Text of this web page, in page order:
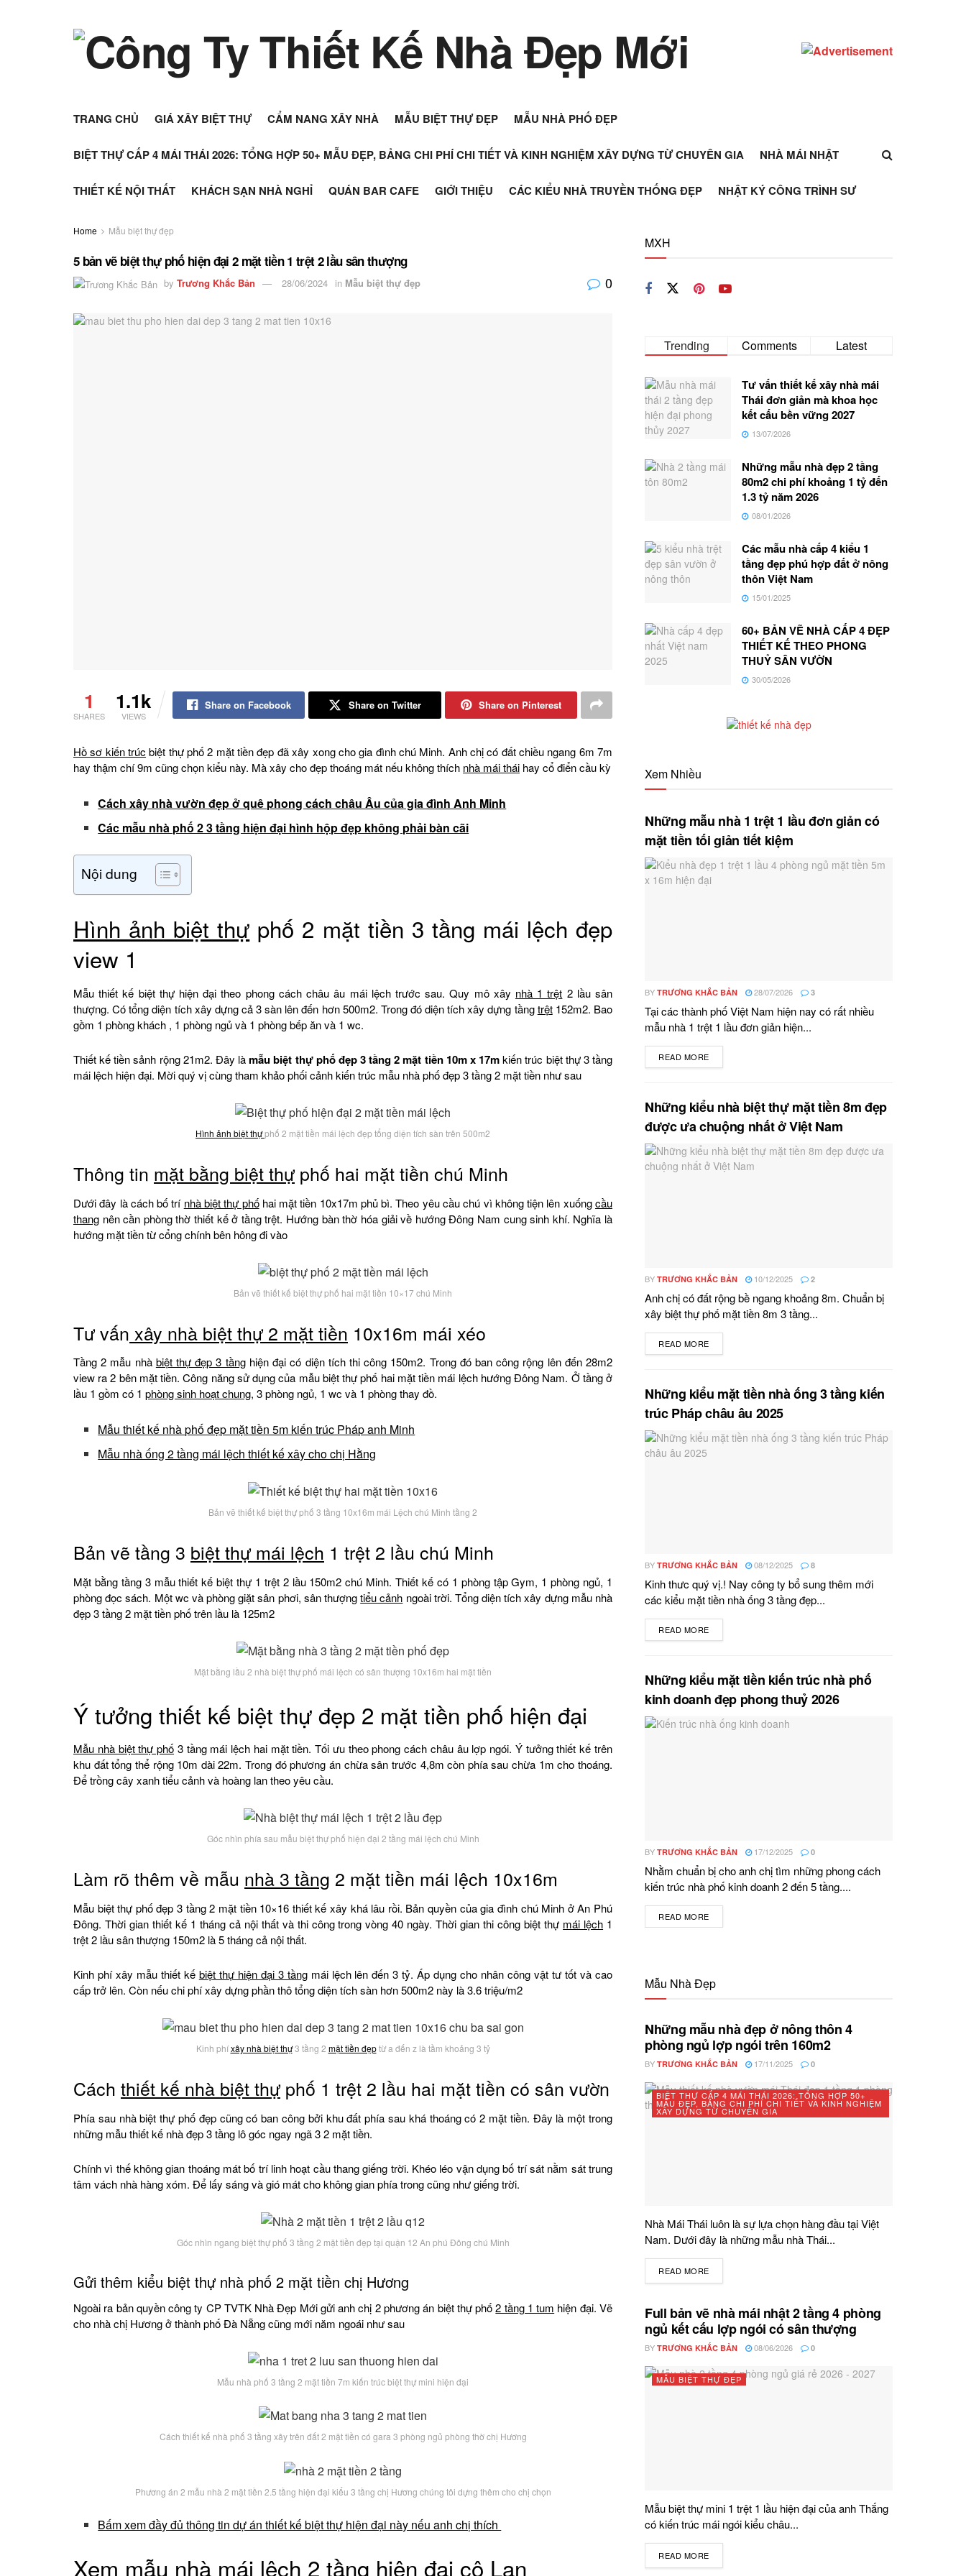
TRANG CHỦ GIÁ XÂY BIỆT THỰ CẨM NANG XÂY NHÀ MẪU BIỆT THỰ ĐẸP MẪU NHÀ PHỐ ĐẸP
BIỆT THỰ CẤP 4 MÁI THÁI 2026: TỔNG HỢP 50+ MẪU ĐẸP, BẢNG CHI PHÍ CHI TIẾT VÀ KINH NGHIỆM XÂY DỰNG TỪ CHUYÊN GIA NHÀ MÁI NHẬT
THIẾT KẾ NỘI THẤT KHÁCH SẠN NHÀ NGHỈ QUÁN BAR CAFE GIỚI THIỆU CÁC KIỂU NHÀ TRUYỀN THỐNG ĐẸP NHẬT KÝ CÔNG TRÌNH SƯ
Home Mẫu biệt thự đẹp
5 bản vẽ biệt thự phố hiện đại 2 mặt tiền 1 trệt 2 lầu sân thượng
by Trương Khắc Bản 28/06/2024 in Mẫu biệt thự đẹp 0
1
SHARES
1.1k
VIEWS
Share on Facebook Share on Twitter Share on Pinterest
Hồ sơ kiến trúc biệt thự phố 2 mặt tiền đẹp đã xây xong cho gia đình chú Minh. Anh chị có đất chiều ngang 6m 7m
hay thậm chí 9m cũng chọn kiểu này. Mà xây cho đẹp thoáng mát nếu không thích nhà mái thái hay cổ điển cầu kỳ
Cách xây nhà vườn đẹp ở quê phong cách châu Âu của gia đình Anh Minh
Các mẫu nhà phố 2 3 tầng hiện đại hình hộp đẹp không phải bàn cãi
Nội dung
Hình ảnh biệt thự phố 2 mặt tiền 3 tầng mái lệch đẹp
view 1
Mẫu thiết kế biệt thự hiện đại theo phong cách châu âu mái lệch trước sau. Quy mô xây nhà 1 trệt 2 lầu sân
thượng. Có tổng diện tích xây dựng cả 3 sàn lên đến hơn 500m2. Trong đó diện tích xây dựng tầngtrệt152m2. Bao
gồm 1 phòng khách , 1 phòng ngủ và 1 phòng bếp ăn và 1 wc.
Thiết kế tiền sảnh rộng 21m2. Đây làmẫu biệt thự phố đẹp 3 tầng 2 mặt tiền 10m x 17mkiến trúc biệt thự 3 tầng
mái lệch hiện đại. Mời quý vị cùng tham khảo phối cảnh kiến trúc mẫu nhà phố đẹp 3 tầng 2 mặt tiền như sau
Hình ảnh biệt thựphố 2 mặt tiền mái lệch đẹp tổng diện tích sàn trên 500m2
Thông tin mặt bằng biệt thự phố hai mặt tiền chú Minh
Dưới đây là cách bố trí nhà biệt thự phốhai mặt tiền 10x17m phủ bì. Theo yêu cầu chú vì không tiện lên xuốngcầu
thang nên cần phòng thờ thiết kế ở tầng trệt. Hướng bàn thờ hóa giải về hướng Đông Nam cung sinh khí. Nghĩa là
hướng mặt tiền từ cổng chính bên hông đi vào
Bản vẽ thiết kế biệt thự phố hai mặt tiền 10×17 chú Minh
Tư vấn xây nhà biệt thự 2 mặt tiền 10x16m mái xéo
Tầng 2 mẫu nhà biệt thự đẹp 3 tầnghiện đại có diện tích thi công 150m2. Trong đó ban công rộng lên đến 28m2
view ra 2 bên mặt tiền. Công năng sử dụng của mẫu biệt thự phố hai mặt tiền mái lệch hướng Đông Nam. Ở tầng ở
lầu 1 gồm có 1 phòng sinh hoạt chung, 3 phòng ngủ, 1 wc và 1 phòng thay đồ.
Mẫu thiết kế nhà phố đẹp mặt tiền 5m kiến trúc Pháp anh Minh
Mẫu nhà ống 2 tầng mái lệch thiết kế xây cho chị Hằng
Bản vẽ thiết kế biệt thự phố 3 tầng 10x16m mái Lệch chú Minh tầng 2
Bản vẽ tầng 3 biệt thự mái lệch 1 trệt 2 lầu chú Minh
Mặt bằng tầng 3 mẫu thiết kế biệt thự 1 trệt 2 lầu 150m2 chú Minh. Thiết kế có 1 phòng tập Gym, 1 phòng ngủ, 1
phòng đọc sách. Một wc và phòng giặt sân phơi, sân thượngtiểu cảnh ngoài trời. Tổng diện tích xây dựng mẫu nhà
đẹp 3 tầng 2 mặt tiền phố trên lầu là 125m2
Mặt bằng lầu 2 nhà biệt thự phố mái lệch có sân thượng 10x16m hai mặt tiền
Ý tưởng thiết kế biệt thự đẹp 2 mặt tiền phố hiện đại
Mẫu nhà biệt thự phố 3 tầng mái lệch hai mặt tiền. Tối ưu theo phong cách châu âu lợp ngói. Ý tưởng thiết kế trên
khu đất tổng thể rộng 10m dài 22m. Trong đó phương án chừa sân trước 4,8m còn phía sau chừa 1m cho thoáng.
Để trồng cây xanh tiểu cảnh và hoàng lan theo yêu cầu.
Góc nhìn phía sau mẫu biệt thự phố hiện đại 2 tầng mái lệch chú Minh
Làm rõ thêm về mẫu nhà 3 tầng 2 mặt tiền mái lệch 10x16m
Mẫu biệt thự phố đẹp 3 tầng 2 mặt tiền 10×16 thiết kế xây khá lâu rồi. Bản quyền của gia đình chú Minh ở An Phú
Đông. Thời gian thiết kế 1 tháng cả nội thất và thi công trong vòng 40 ngày. Thời gian thi công biệt thự mái lệch 1
trệt 2 lầu sân thượng 150m2 là 5 tháng cả nội thất.
Kinh phí xây mẫu thiết kế biệt thự hiện đại 3 tầngmái lệch lên đến 3 tỷ. Áp dụng cho nhân công vật tư tốt và cao
cấp trở lên. Còn nếu chi phí xây dựng phần thô tổng diện tích sàn hơn 500m2 này là 3.6 triệu/m2
Kinh phíxây nhà biệt thự3 tầng 2 mặt tiền đẹptừ a đến z là tầm khoảng 3 tỷ
Cách thiết kế nhà biệt thự phố 1 trệt 2 lầu hai mặt tiền có sân vườn
Phía sau nhà biệt thự phố đẹp cũng có ban công bởi khu đất phía sau khá thoáng có 2 mặt tiền. Đây là một trong
những mẫu thiết kế nhà đẹp 3 tầng lô góc ngay ngã 3 2 mặt tiền.
Chính vì thế không gian thoáng mát bố trí linh hoạt cầu thang giếng trời. Khéo léo vận dụng bố trí sát nằm sát trung
tâm vách nhà hàng xóm. Để lấy sáng và gió mát cho không gian phía trong cũng như giếng trời.
Góc nhìn ngang biệt thự phố 3 tầng 2 mặt tiền đẹp tại quận 12 An phú Đông chú Minh
Gửi thêm kiểu biệt thự nhà phố 2 mặt tiền chị Hương
Ngoài ra bản quyền công ty CP TVTK Nhà Đẹp Mới gửi anh chị 2 phương án biệt thự phố2 tầng 1 tum hiện đại. Vẽ
cho nhà chị Hương ở thành phố Đà Nẵng cũng mới năm ngoái như sau
Mẫu nhà phố 3 tầng 2 mặt tiền 7m kiến trúc biệt thự mini hiện đại
Cách thiết kế nhà phố 3 tầng xây trên đất 2 mặt tiền có gara 3 phòng ngủ phòng thờ chị Hương
Phương án 2 mẫu nhà 2 mặt tiền 2.5 tầng hiện đại kiểu 3 tầng chị Hương chúng tôi dựng thêm cho chị chọn
Bấm xem đầy đủ thông tin dự án thiết kế biệt thự hiện đại này nếu anh chị thích
Xem mẫu nhà mái lệch 2 tầng hiện đại cô Lan
MXH
Trending Comments Latest
Tư vấn thiết kế xây nhà mái
Thái đơn giản mà khoa học
kết cấu bền vững 2027
13/07/2026
Những mẫu nhà đẹp 2 tầng
80m2 chi phí khoảng 1 tỷ đến
1.3 tỷ năm 2026
08/01/2026
Các mẫu nhà cấp 4 kiểu 1
tầng đẹp phú hợp đất ở nông
thôn Việt Nam
15/01/2025
60+ BẢN VẼ NHÀ CẤP 4 ĐẸP
THIẾT KẾ THEO PHONG
THUỶ SÂN VƯỜN
30/05/2026
Xem Nhiều
Những mẫu nhà 1 trệt 1 lầu đơn giản có
mặt tiền tối giản tiết kiệm
BY TRƯƠNG KHẮC BẢN 28/07/2026 3
Tại các thành phố Việt Nam hiện nay có rất nhiều
mẫu nhà 1 trệt 1 lầu đơn giản hiện...
READ MORE
Những kiểu nhà biệt thự mặt tiền 8m đẹp
được ưa chuộng nhất ở Việt Nam
BY TRƯƠNG KHẮC BẢN 10/12/2025 2
Anh chị có đất rộng bề ngang khoảng 8m. Chuẩn bị
xây biệt thự phố mặt tiền 8m 3 tầng...
READ MORE
Những kiểu mặt tiền nhà ống 3 tầng kiến
trúc Pháp châu âu 2025
BY TRƯƠNG KHẮC BẢN 08/12/2025 8
Kinh thưc quý vị.! Nay công ty bổ sung thêm mới
các kiểu mặt tiền nhà ống 3 tầng đẹp...
READ MORE
Những kiểu mặt tiền kiến trúc nhà phố
kinh doanh đẹp phong thuỷ 2026
BY TRƯƠNG KHẮC BẢN 17/12/2025 0
Nhằm chuẩn bị cho anh chị tìm những phong cách
kiến trúc nhà phố kinh doanh 2 đến 5 tầng....
READ MORE
Mẫu Nhà Đẹp
Những mẫu nhà đẹp ở nông thôn 4
phòng ngủ lợp ngói trên 160m2
BY TRƯƠNG KHẮC BẢN 17/11/2025 0
BIỆT THỰ CẤP 4 MÁI THÁI 2026: TỔNG HỢP 50+
MẪU ĐẸP, BẢNG CHI PHÍ CHI TIẾT VÀ KINH NGHIỆM
XÂY DỰNG TỪ CHUYÊN GIA
Nhà Mái Thái luôn là sự lựa chọn hàng đầu tại Việt
Nam. Dưới đây là những mẫu nhà Thái...
READ MORE
Full bản vẽ nhà mái nhật 2 tầng 4 phòng
ngủ kết cấu lợp ngói có sân thượng
BY TRƯƠNG KHẮC BẢN 08/06/2026 0
MẪU BIỆT THỰ ĐẸP
Mẫu biệt thự mini 1 trệt 1 lầu hiện đại của anh Thắng
có kiến trúc mái ngói kiểu châu...
READ MORE